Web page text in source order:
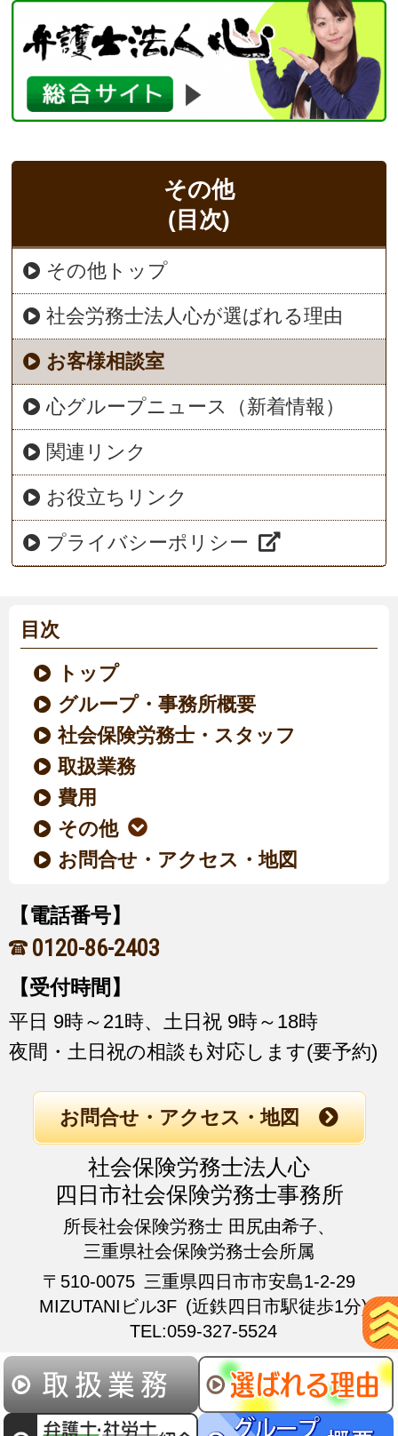
その他
(目次)
その他トップ
社会労務士法人心が選ばれる理由
お客様相談室
心グループニュース（新着情報）
関連リンク
お役立ちリンク
プライバシーポリシー
目次
トップ
グループ・事務所概要
社会保険労務士・スタッフ
取扱業務
費用
その他
お問合せ・アクセス・地図
【電話番号】
0120-86-2403
【受付時間】
平日 9時～21時、土日祝 9時～18時
夜間・土日祝の相談も対応します(要予約)
お問合せ・アクセス・地図
社会保険労務士法人心
四日市社会保険労務士事務所
所長社会保険労務士 田尻由希子、
三重県社会保険労務士会所属
〒510-0075 三重県四日市市安島1-2-29
MIZUTANIビル3F (近鉄四日市駅徒歩1分)
TEL:059-327-5524